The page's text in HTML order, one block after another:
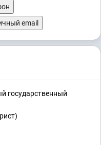
email
государственный